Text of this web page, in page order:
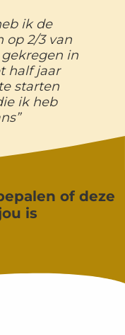
ik de
op 2/3 van
in
half jaar
starten
ik heb
of deze
is